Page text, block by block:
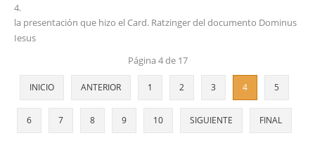
la presentación que hizo el Card. Ratzinger del documento Dominus
Iesus
Página 4 de 17
INICIO ANTERIOR 1 2 3 4 5
6 7 8 9 10 SIGUIENTE FINAL